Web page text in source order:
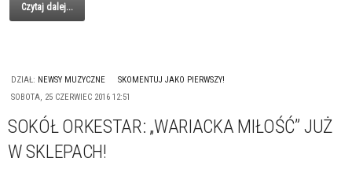
Czytaj dalej...
DZIAŁ: NEWSY MUZYCZNE
SKOMENTUJ JAKO PIERWSZY!
SOBOTA, 25 CZERWIEC 2016 12:51
SOKÓŁ ORKESTAR: „WARIACKA MIŁOŚĆ” JUŻ
W SKLEPACH!